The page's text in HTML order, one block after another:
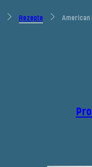
Rezepte American